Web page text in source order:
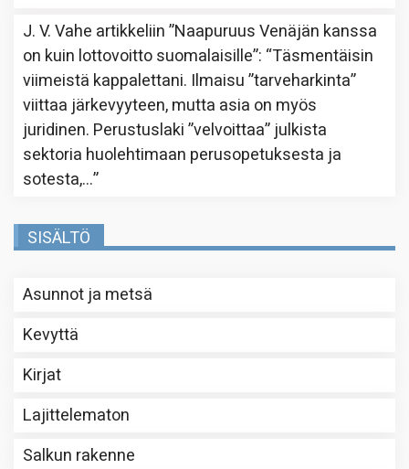
J. V. Vahe artikkeliin”Naapuruus Venäjän kanssa
on kuin lottovoitto suomalaisille”: “Täsmentäisin
viimeistä kappalettani. Ilmaisu ”tarveharkinta”
viittaa järkevyyteen, mutta asia on myös
juridinen. Perustuslaki ”velvoittaa” julkista
sektoria huolehtimaan perusopetuksesta ja
sotesta,…”
SISÄLTÖ
Asunnot ja metsä
Kevyttä
Kirjat
Lajittelematon
Salkun rakenne